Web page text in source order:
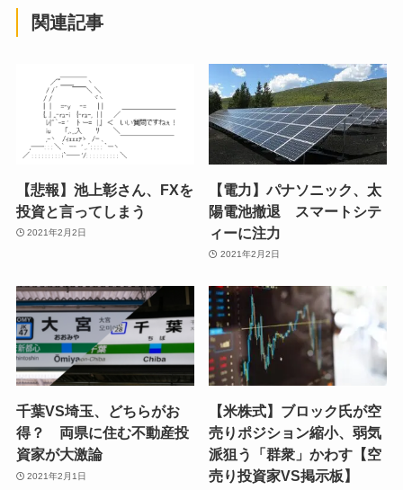
関連記事
【悲報】池上彰さん、FXを
投資と言ってしまう
2021年2月2日
【電力】パナソニック、太
陽電池撤退 スマートシテ
ィーに注力
2021年2月2日
千葉VS埼玉、どちらがお
得？ 両県に住む不動産投
資家が大激論
2021年2月1日
【米株式】ブロック氏が空
売りポジション縮小、弱気
派狙う「群衆」かわす【空
売り投資家VS掲示板】